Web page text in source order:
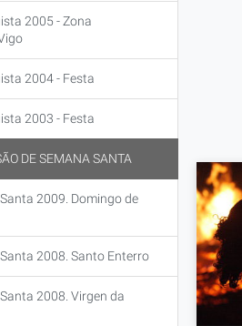
2005 - Zona
2004 - Festa
2003 - Festa
DE SEMANA SANTA
2009. Domingo de
2008. Santo Enterro
2008. Virgen da